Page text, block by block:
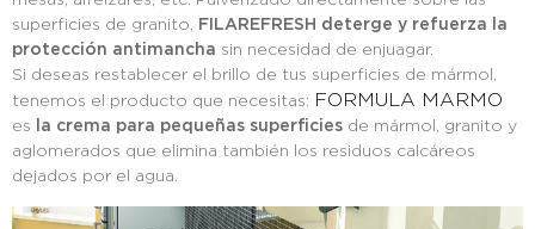
superficies de granito,
FILAREFRESH deterge y refuerza la
protección antimancha sin necesidad de enjuagar.
Si deseas restablecer el brillo de tus superficies de mármol,
tenemos el producto que necesitas: FORMULA MARMO
es la crema para pequeñas superficies de mármol, granito y
aglomerados que elimina también los residuos calcáreos
dejados por el agua.